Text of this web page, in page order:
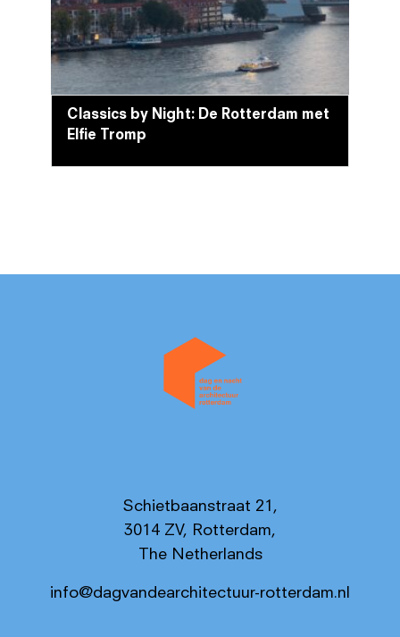
Classics by Night: De Rotterdam met
Elfie Tromp
Schietbaanstraat 21,
3014 ZV, Rotterdam,
The Netherlands
info@dagvandearchitectuur-rotterdam.nl